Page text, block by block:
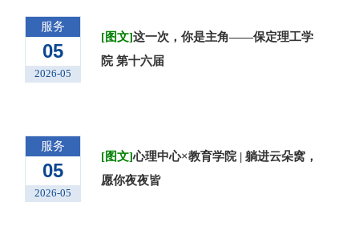
服务
05
2026-05
[图文]这一次，你是主角——保定理工学
院 第十六届
服务
05
2026-05
[图文]心理中心×教育学院 | 躺进云朵窝，
愿你夜夜皆